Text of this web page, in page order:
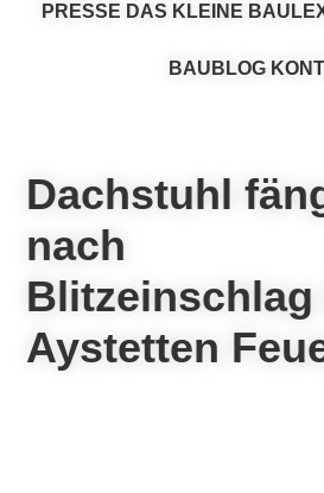
PRESSE DAS KLEINE
BAUBLOG
Dachstuhl
nach
Blitzeinschlag
Aystetten